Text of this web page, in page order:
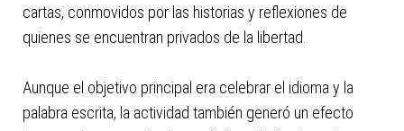
cartas, conmovidos por las historias y reflexiones de
quienes se encuentran privados de la libertad.
Aunque el objetivo principal era celebrar el idioma y la
palabra escrita, la actividad también generó un efecto